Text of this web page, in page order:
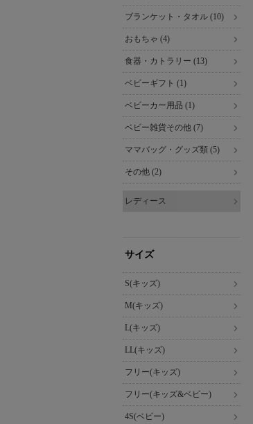
ブランケット・タオル (10)
おもちゃ (4)
食器・カトラリー (13)
ベビーギフト (1)
ベビーカー用品 (1)
ベビー雑貨その他 (7)
ママバッグ・グッズ類 (5)
その他 (2)
レディース
サイズ
S(キッズ)
M(キッズ)
L(キッズ)
LL(キッズ)
フリー(キッズ)
フリー(キッズ&ベビー)
4S(ベビー)